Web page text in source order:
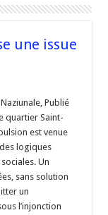
une issue
Publié
quartier Saint-
est venue
logiques
Un
sans solution
un
l’injonction